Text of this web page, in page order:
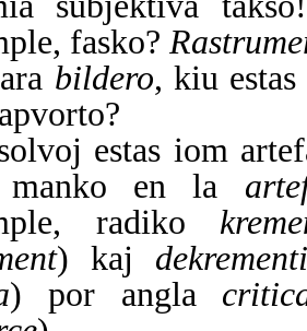
fasko?
bildero, kiu
estas iom
manko en la
radiko
) kaj dekrementi
) por angla